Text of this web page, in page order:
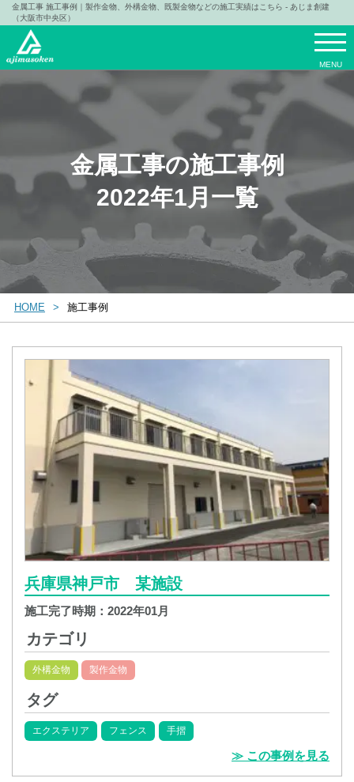
金属工事 施工事例｜製作金物、外構金物、既製金物などの施工実績はこちら - あじま創建
（大阪市中央区）
MENU
金属工事の施工事例
2022年1月一覧
HOME 施工事例
兵庫県神戸市 某施設
施工完了時期： 2022年01月
カテゴリ
外構金物 製作金物
タグ
エクステリア フェンス 手摺
≫ この事例を見る